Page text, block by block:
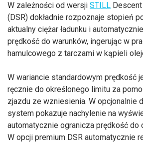
W zależności od wersji STILL
(DSR) dokładnie rozpoznaje stopień
aktualny ciężar ładunku i
prędkość do warunków, ingerując w
hamulcowego z tarczami w kąpieli
W wariancie standardowym prędkość
ręcznie do określonego limitu za
zjazdu ze wzniesienia. W opcjonalnie
system pokazuje nachylenie na
automatycznie ogranicza prędkość do
W opcji premium DSR automatycznie